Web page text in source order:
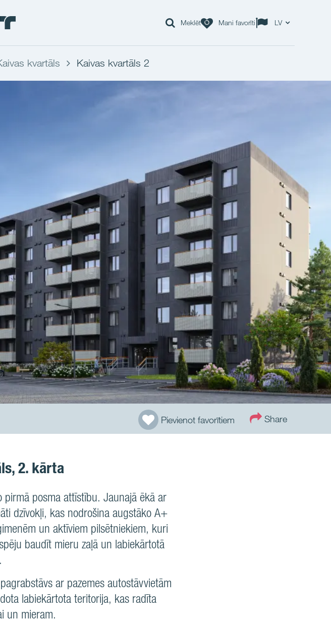
Meklēt Mani favorīti LV
kvartāls Kaivas kvartāls 2
Pievienot favorītiem Share
2. kārta
posma attīstību. Jaunajā ēkā ar
dzīvokļi, kas nodrošina augstāko A+
un aktīviem pilsētniekiem, kuri
baudīt mieru zaļā un labiekārtotā
ar pazemes autostāvvietām
labiekārtota teritorija, kas radīta
un mieram.